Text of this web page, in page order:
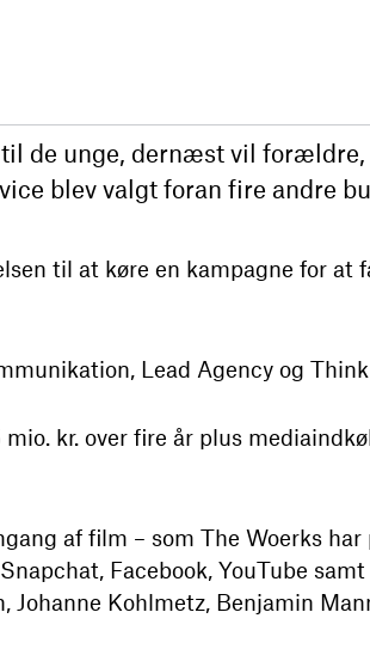
de unge, dernæst vil
blev valgt foran fire andre
til at køre en kampagne for at
Lead Agency og
kr. over fire år plus
af film – som The Woerks har
Facebook, YouTube samt
Johanne Kohlmetz, Benjamin